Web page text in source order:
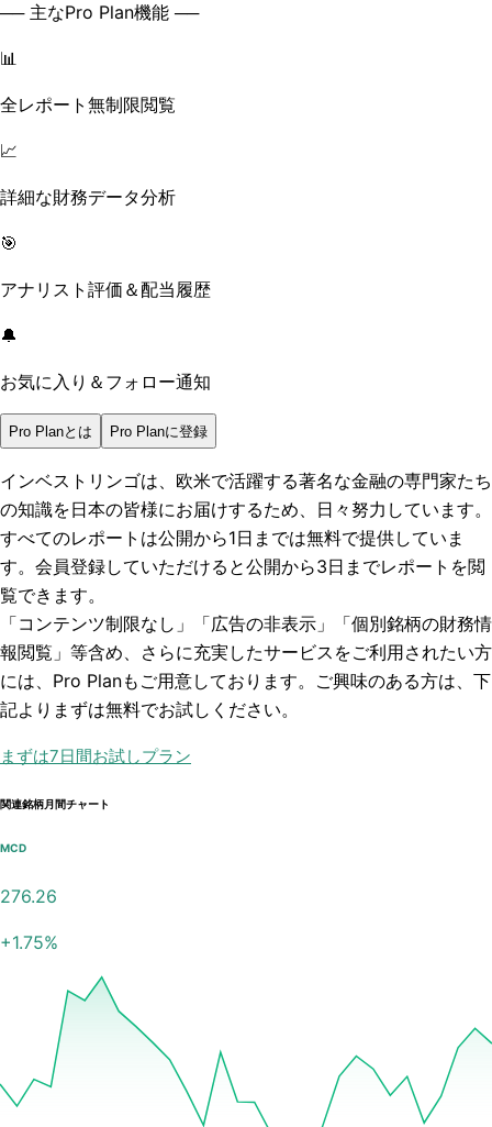
── 主なPro Plan機能 ──
📊
全レポート無制限閲覧
📈
詳細な財務データ分析
🎯
アナリスト評価＆配当履歴
🔔
お気に入り＆フォロー通知
Pro Planとは Pro Planに登録
インベストリンゴは、欧米で活躍する著名な金融の専門家たち
の知識を日本の皆様にお届けするため、日々努力しています。
すべてのレポートは公開から1日までは無料で提供していま
す。会員登録していただけると公開から3日までレポートを閲
覧できます。
「コンテンツ制限なし」「広告の非表示」「個別銘柄の財務情
報閲覧」 等含め、さらに充実したサービスをご利用されたい方
には、Pro Planもご用意しております。ご興味のある方は、下
記よりまずは無料でお試しください。
まずは7日間お試しプラン
関連銘柄月間チャート
MCD
276.26
+1.75%